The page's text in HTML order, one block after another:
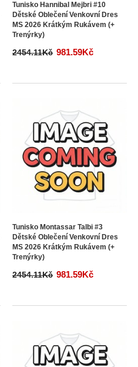
Tunisko Hannibal Mejbri #10
Dětské Oblečení Venkovní Dres
MS 2026 Krátkým Rukávem (+
Trenýrky)
2454.11Kč 981.59Kč
Tunisko Montassar Talbi #3
Dětské Oblečení Venkovní Dres
MS 2026 Krátkým Rukávem (+
Trenýrky)
2454.11Kč 981.59Kč